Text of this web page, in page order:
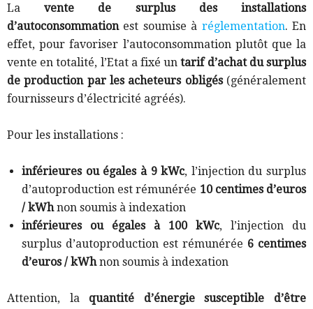
Lavente de surplus des installations
d’autoconsommationest soumise à réglementation. En
effet, pour favoriser l’autoconsommation plutôt que la
vente en totalité, l’Etat a fixé untarif d’achat du surplus
de production par les acheteurs obligés(généralement
fournisseurs d’électricité agréés).
Pour les installations :
inférieures ou égales à 9 kWc, l’injection du surplus
d’autoproduction est rémunérée 10 centimes d’euros
/ kWhnon soumis à indexation
inférieures ou égales à 100 kWc, l’injection du
surplus d’autoproduction est rémunérée 6 centimes
d’euros / kWhnon soumis à indexation
Attention, la quantité d’énergie susceptible d’être